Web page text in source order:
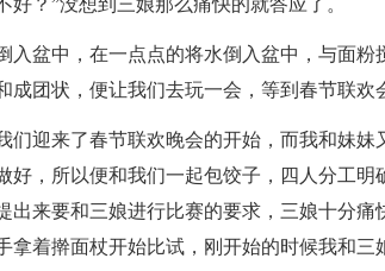
好？”没想到三娘那么痛快的就答应了。
入盆中，在一点点的将水倒入盆中，与面
成团状，便让我们去玩一会，等到春节联欢
们迎来了春节联欢晚会的开始，而我和妹妹
好，所以便和我们一起包饺子，四人分工
出来要和三娘进行比赛的要求，三娘十分
拿着擀面杖开始比试，刚开始的时候我和三